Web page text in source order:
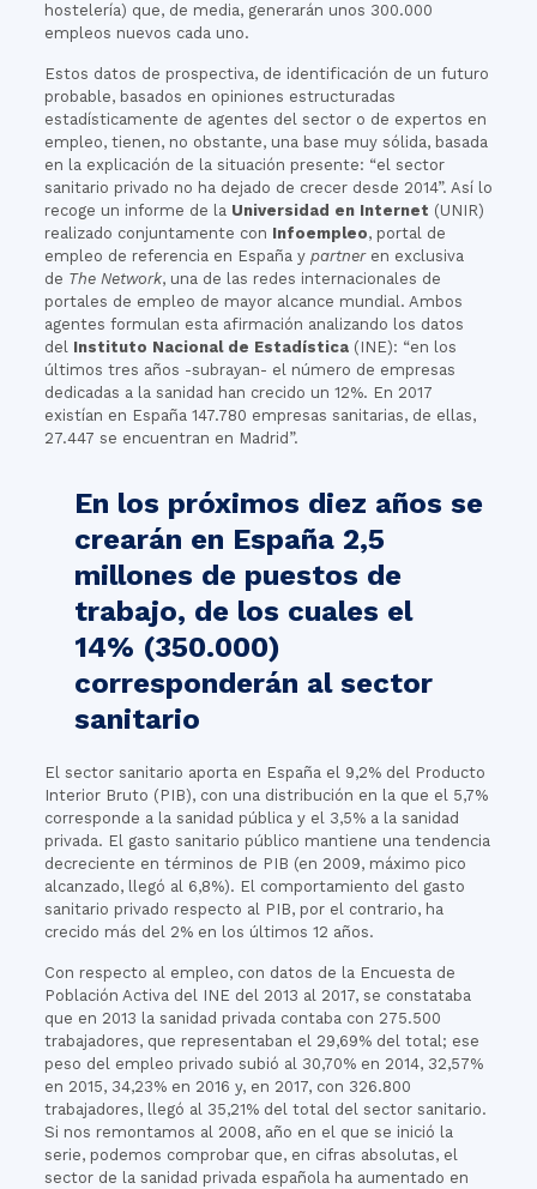
hostelería) que, de media, generarán unos 300.000
empleos nuevos cada uno.
Estos datos de prospectiva, de identificación de un futuro
probable, basados en opiniones estructuradas
estadísticamente de agentes del sector o de expertos en
empleo, tienen, no obstante, una base muy sólida, basada
en la explicación de la situación presente: “el sector
sanitario privado no ha dejado de crecer desde 2014”. Así lo
recoge un informe de la Universidad en Internet (UNIR)
realizado conjuntamente con Infoempleo, portal de
empleo de referencia en España y partneren exclusiva
de The Network, una de las redes internacionales de
portales de empleo de mayor alcance mundial. Ambos
agentes formulan esta afirmación analizando los datos
del Instituto Nacional de Estadística(INE): “en los
últimos tres años -subrayan- el número de empresas
dedicadas a la sanidad han crecido un 12%. En 2017
existían en España 147.780 empresas sanitarias, de ellas,
27.447 se encuentran en Madrid”.
En los próximos diez años se
crearán en España 2,5
millones de puestos de
trabajo, de los cuales el
14% (350.000)
corresponderán al sector
sanitario
El sector sanitario aporta en España el 9,2% del Producto
Interior Bruto (PIB), con una distribución en la que el 5,7%
corresponde a la sanidad pública y el 3,5% a la sanidad
privada. El gasto sanitario público mantiene una tendencia
decreciente en términos de PIB (en 2009, máximo pico
alcanzado, llegó al 6,8%). El comportamiento del gasto
sanitario privado respecto al PIB, por el contrario, ha
crecido más del 2% en los últimos 12 años.
Con respecto al empleo, con datos de la Encuesta de
Población Activa del INE del 2013 al 2017, se constataba
que en 2013 la sanidad privada contaba con 275.500
trabajadores, que representaban el 29,69% del total; ese
peso del empleo privado subió al 30,70% en 2014, 32,57%
en 2015, 34,23% en 2016 y, en 2017, con 326.800
trabajadores, llegó al 35,21% del total del sector sanitario.
Si nos remontamos al 2008, año en el que se inició la
serie, podemos comprobar que, en cifras absolutas, el
sector de la sanidad privada española ha aumentado en